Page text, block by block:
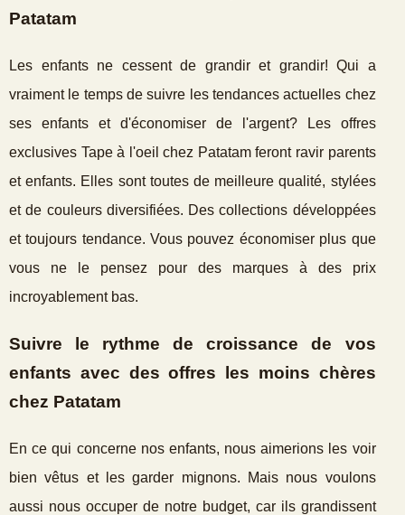
Patatam
Les enfants ne cessent de grandir et grandir! Qui a
vraiment le temps de suivre les tendances actuelles chez
ses enfants et d'économiser de l'argent? Les offres
exclusives Tape à l'oeil chez Patatam feront ravir parents
et enfants. Elles sont toutes de meilleure qualité, stylées
et de couleurs diversifiées. Des collections développées
et toujours tendance. Vous pouvez économiser plus que
vous ne le pensez pour des marques à des prix
incroyablement bas.
Suivre le rythme de croissance de vos
enfants avec des offres les moins chères
chez Patatam
En ce qui concerne nos enfants, nous aimerions les voir
bien vêtus et les garder mignons. Mais nous voulons
aussi nous occuper de notre budget, car ils grandissent